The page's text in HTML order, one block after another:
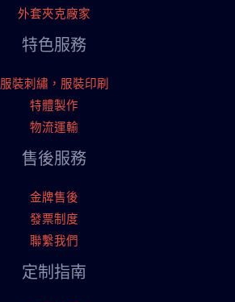
外套夾克廠家
特色服務
服裝刺繡，服裝印刷
特體製作
物流運輸
售後服務
金牌售後
發票制度
聯繫我們
定制指南